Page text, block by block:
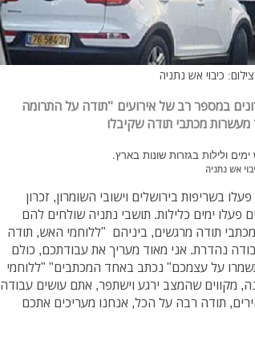
כיבוי אש נתניה
במספר רב של אירועים "תודה על התרומה
מכתבי תודה שקיבלו
ולילות בגזרות שונות בארץ.
אש נתניה
בשריפות בירושלים וישובי השומרון, זכרון
פעלו ימים כלילות. תושבי נתניה שולחים להם
תודה מרגשים, ביניהם "ללוחמי האש, תודה
נהדרת. אני מאוד מעריך את עבודתכם, כולם
על עצמכם" נכתב באחד המכתבים" "ללוחמי
מקווים שהמצב ירגע וישתפר, אתם עושים עבודה
תודה רבה על הכל, אנחנו מעריכים אתכם